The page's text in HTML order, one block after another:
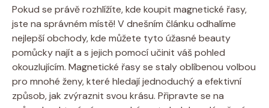
Pokud se právě rozhlížíte, kde koupit magnetické řasy,
jste na správném místě! V dnešním článku odhalíme
nejlepší obchody, kde můžete tyto úžasné beauty
pomůcky najít a s jejich pomocí učinit váš pohled
okouzlujícím. Magnetické řasy se staly oblíbenou volbou
pro mnohé ženy, které hledají jednoduchý a efektivní
způsob, jak zvýraznit svou krásu. Připravte se na